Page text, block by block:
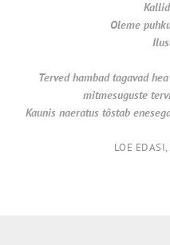
Oleme
Terved hambad tagavad
mitmesuguste
Kaunis naeratus tõstab
LOE